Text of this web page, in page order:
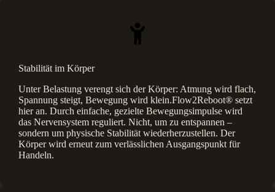
Stabilität im Körper
Unter Belastung verengt sich der Körper: Atmung wird flach,
Spannung steigt, Bewegung wird klein.Flow2Reboot® setzt
hier an. Durch einfache, gezielte Bewegungsimpulse wird
das Nervensystem reguliert. Nicht, um zu entspannen –
sondern um physische Stabilität wiederherzustellen. Der
Körper wird erneut zum verlässlichen Ausgangspunkt für
Handeln.